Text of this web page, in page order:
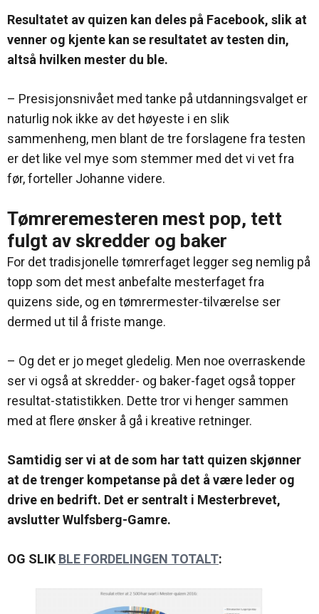
Resultatet av quizen kan deles på Facebook, slik at
venner og kjente kan se resultatet av testen din,
altså hvilken mester du ble.
– Presisjonsnivået med tanke på utdanningsvalget er
naturlig nok ikke av det høyeste i en slik
sammenheng, men blant de tre forslagene fra testen
er det like vel mye som stemmer med det vi vet fra
før, forteller Johanne videre.
Tømreremesteren mest pop, tett
fulgt av skredder og baker
For det tradisjonelle tømrerfaget legger seg nemlig på
topp som det mest anbefalte mesterfaget fra
quizens side, og en tømrermester-tilværelse ser
dermed ut til å friste mange.
– Og det er jo meget gledelig. Men noe overraskende
ser vi også at skredder- og baker-faget også topper
resultat-statistikken. Dette tror vi henger sammen
med at flere ønsker å gå i kreative retninger.
Samtidig ser vi at de som har tatt quizen skjønner
at de trenger kompetanse på det å være leder og
drive en bedrift. Det er sentralt i Mesterbrevet,
avslutter Wulfsberg-Gamre.
OG SLIK BLE FORDELINGEN TOTALT: